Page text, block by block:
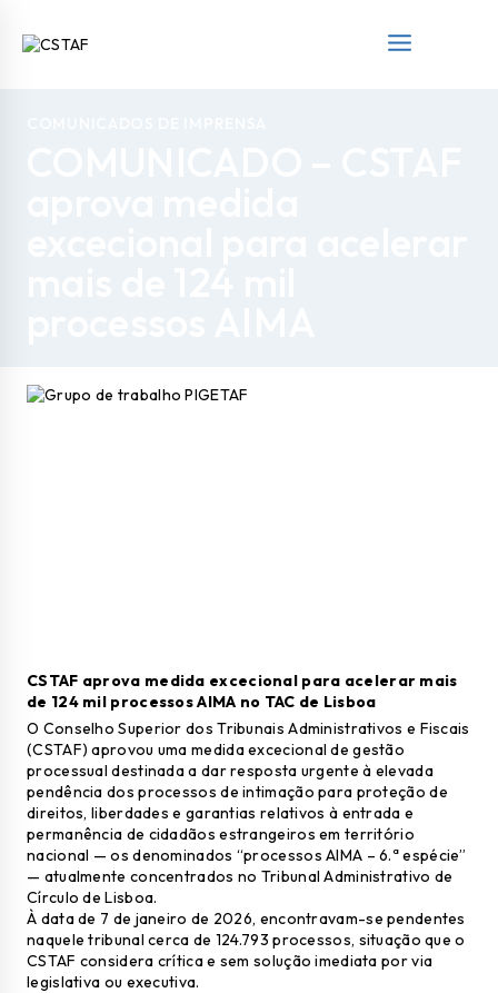
CSTAF aprova medida excecional para acelerar mais
de 124 mil processos AIMA no TAC de Lisboa
O Conselho Superior dos Tribunais Administrativos e Fiscais
(CSTAF) aprovou uma medida excecional de gestão
processual destinada a dar resposta urgente à elevada
pendência dos processos de intimação para proteção de
direitos, liberdades e garantias relativos à entrada e
permanência de cidadãos estrangeiros em território
nacional — os denominados “processos AIMA – 6.ª espécie”
— atualmente concentrados no Tribunal Administrativo de
Círculo de Lisboa.
À data de 7 de janeiro de 2026, encontravam-se pendentes
naquele tribunal cerca de 124.793 processos, situação que o
CSTAF considera crítica e sem solução imediata por via
legislativa ou executiva.